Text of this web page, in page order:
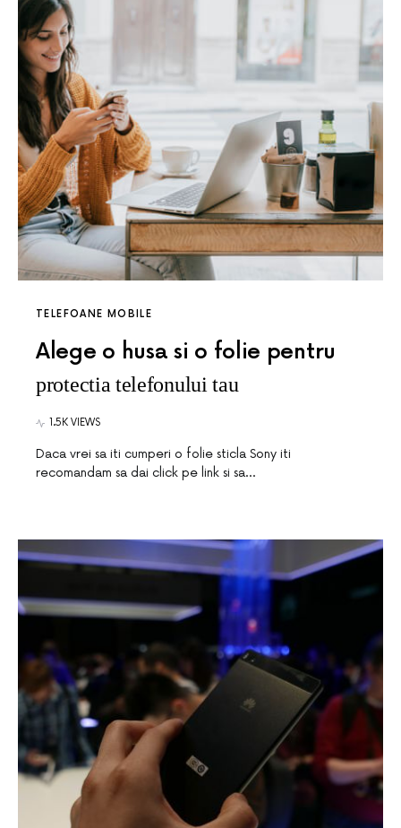
TELEFOANE MOBILE
Alege o husa si o folie pentru
protectia telefonului tau
1.5K VIEWS
Daca vrei sa iti cumperi o folie sticla Sony iti
recomandam sa dai click pe link si sa…